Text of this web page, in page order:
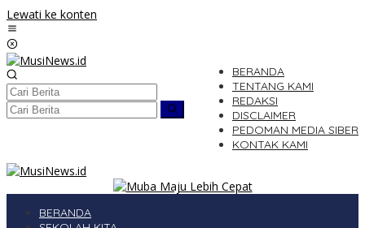
Lewati ke konten
BERANDA
TENTANG KAMI
REDAKSI
DISCLAIMER
PEDOMAN MEDIA SIBER
KONTAK KAMI
BERANDA